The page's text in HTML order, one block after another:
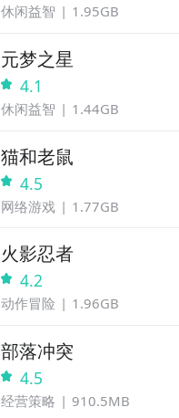
休闲益智 1.95GB
元梦之星
4.1
休闲益智 1.44GB
猫和老鼠
4.5
网络游戏 1.77GB
火影忍者
4.2
动作冒险 1.96GB
部落冲突
4.5
经营策略 910.5MB